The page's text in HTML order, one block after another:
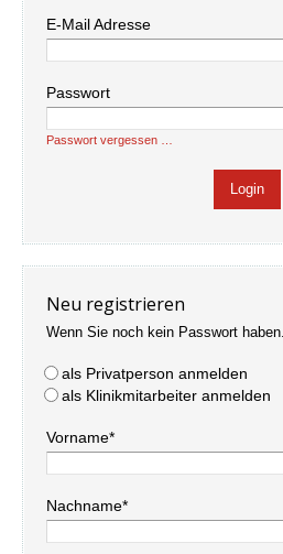
E-Mail Adresse
Passwort
Passwort vergessen …
Neu registrieren
Wenn Sie noch kein Passwort haben.
als Privatperson anmelden
als Klinikmitarbeiter anmelden
Vorname*
Nachname*